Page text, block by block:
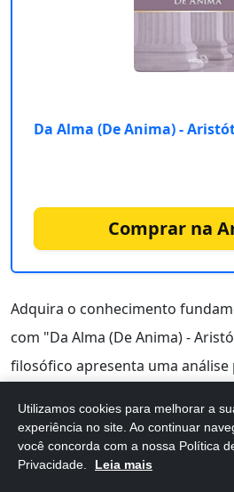
Da Alma (De Anima) -
Comprar na
Adquira o conhecimento
com "Da Alma (De Anima) -
filosófico apresenta uma
seres vivos. Sua abordagem
metafísicos e biológicos,
Utilizamos cookies para melhorar a
experiência no site. Ao continuar
você concorda com a nossa Política
Privacidade.
Leia mais